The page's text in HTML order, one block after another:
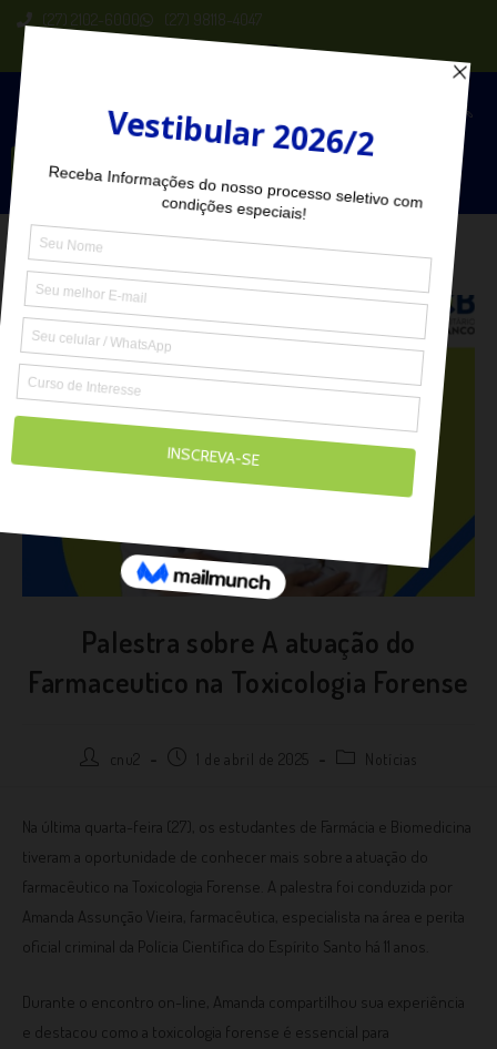
(27) 2102-6000 (27) 98118-4047
Seja Aluno
Palestra sobre A atuação do
Farmaceutico na Toxicologia Forense
cnu2 1 de abril de 2025 Notícias
Na última quarta-feira (27), os estudantes de Farmácia e Biomedicina
tiveram a oportunidade de conhecer mais sobre a atuação do
farmacêutico na Toxicologia Forense. A palestra foi conduzida por
Amanda Assunção Vieira, farmacêutica, especialista na área e perita
oficial criminal da Polícia Científica do Espírito Santo há 11 anos.
Durante o encontro on-line, Amanda compartilhou sua experiência
e destacou como a toxicologia forense é essencial para